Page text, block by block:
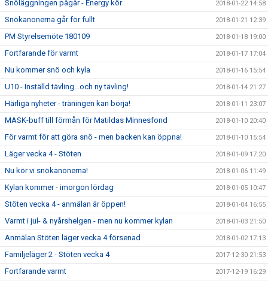
Snöläggningen pågår - Energy kör 2018-01-22 14:58
Snökanonerna går för fullt 2018-01-21 12:39
PM Styrelsemöte 180109 2018-01-18 19:00
Fortfarande för varmt 2018-01-17 17:04
Nu kommer snö och kyla 2018-01-16 15:54
U10 - Inställd tävling...och ny tävling! 2018-01-14 21:27
Härliga nyheter - träningen kan börja! 2018-01-11 23:07
MASK-buff till förmån för Matildas Minnesfond 2018-01-10 20:40
För varmt för att göra snö - men backen kan öppna! 2018-01-10 15:54
Läger vecka 4 - Stöten 2018-01-09 17:20
Nu kör vi snökanonerna! 2018-01-06 11:49
Kylan kommer - imorgon lördag 2018-01-05 10:47
Stöten vecka 4 - anmälan är öppen! 2018-01-04 16:55
Varmt i jul- & nyårshelgen - men nu kommer kylan 2018-01-03 21:50
Anmälan Stöten läger vecka 4 försenad 2018-01-02 17:13
Familjeläger 2 - Stöten vecka 4 2017-12-30 21:53
Fortfarande varmt 2017-12-19 16:29